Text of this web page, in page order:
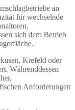
an
für wechselnde
sich dem Betrieb
Krefeld oder
Währenddessen
Anforderungen